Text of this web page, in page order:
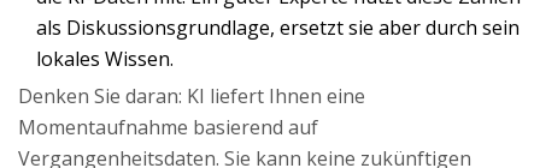
als Diskussionsgrundlage, ersetzt sie aber durch sein
lokales Wissen.
Denken Sie daran: KI liefert Ihnen eine
Momentaufnahme basierend auf
Vergangenheitsdaten. Sie kann keine zukünftigen